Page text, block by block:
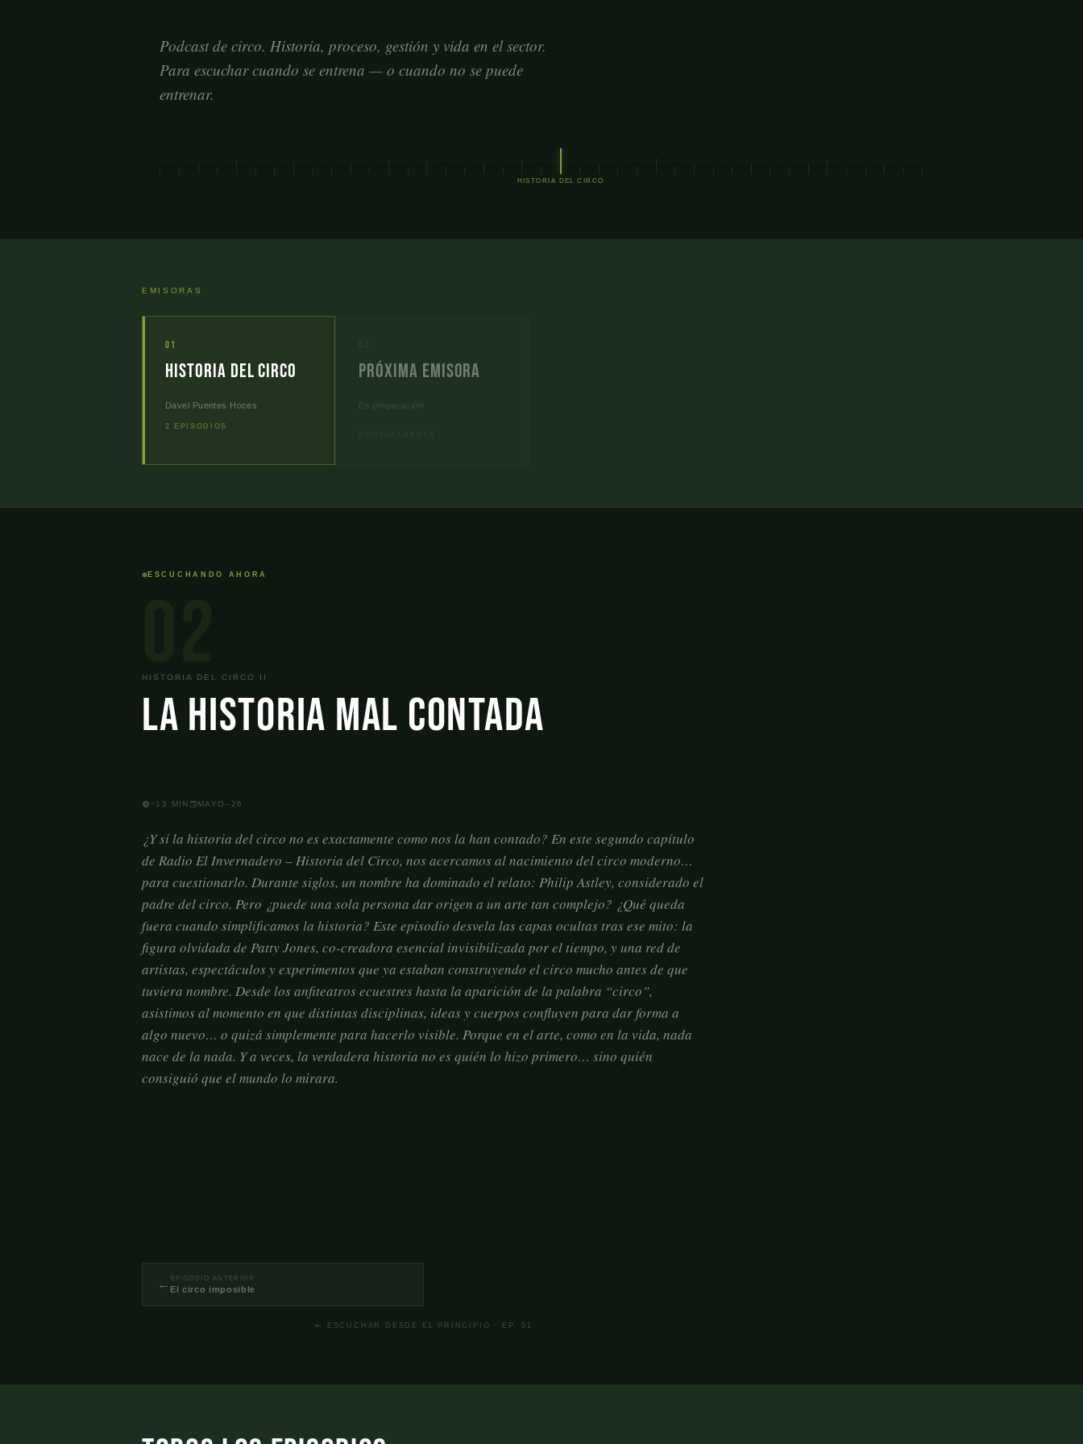
Podcast de circo. Historia, proceso, gestión y vida en el sector.
Para escuchar cuando se entrena — o cuando no se puede
entrenar.
HISTORIA DEL CIRCO
EMISORAS
01
Historia del Circo
Davel Puentes Hoces
2 EPISODIOS
Próxima Emisora
En preparación
ESCUCHANDO AHORA
HISTORIA DEL CIRCO II
La historia mal contada
~13 MIN MAYO–26
¿Y si la historia del circo no es exactamente como nos la han contado? En este segundo capítulo
de Radio El Invernadero – Historia del Circo, nos acercamos al nacimiento del circo moderno…
para cuestionarlo. Durante siglos, un nombre ha dominado el relato: Philip Astley, considerado el
padre del circo. Pero ¿puede una sola persona dar origen a un arte tan complejo? ¿Qué queda
fuera cuando simplificamos la historia? Este episodio desvela las capas ocultas tras ese mito: la
figura olvidada de Patty Jones, co-creadora esencial invisibilizada por el tiempo, y una red de
artistas, espectáculos y experimentos que ya estaban construyendo el circo mucho antes de que
tuviera nombre. Desde los anfiteatros ecuestres hasta la aparición de la palabra “circo”,
asistimos al momento en que distintas disciplinas, ideas y cuerpos confluyen para dar forma a
algo nuevo… o quizá simplemente para hacerlo visible. Porque en el arte, como en la vida, nada
nace de la nada. Y a veces, la verdadera historia no es quién lo hizo primero… sino quién
consiguió que el mundo lo mirara.
← EPISODIO ANTERIOR
El circo imposible
⇤ ESCUCHAR DESDE EL PRINCIPIO · EP. 01